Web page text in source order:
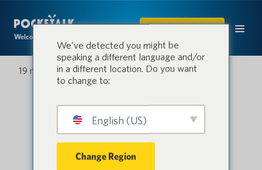
Welcome to the conversation.
ACQUISTARE
19 maggio 2022
We've detected you might be
speaking a different language and/or
in a different location. Do you want
to change to:
English (US)
Change Region